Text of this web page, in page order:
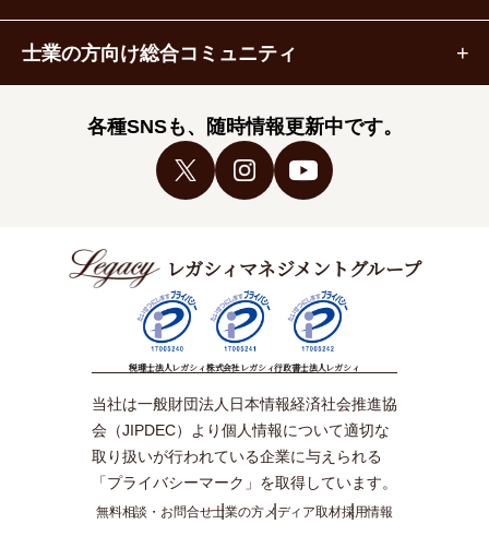
士業の方向け総合コミュニティ
各種SNSも、随時情報更新中です。
レガシィマネジメントグループ
税理士法人レガシィ株式会社レガシィ行政書士法人レガシィ
当社は一般財団法人日本情報経済社会推進協
会（JIPDEC）より個人情報について適切な
取り扱いが行われている企業に与えられる
「プライバシーマーク」を取得しています。
無料相談・お問合せ士業の方メディア取材採用情報